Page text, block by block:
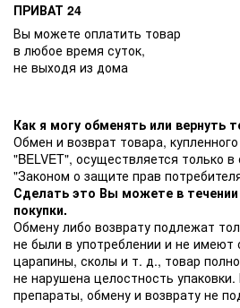
ПРИВАТ 24
Вы можете оплатить товар
в любое время суток,
не выходя из дома
Как я могу обменять или вернуть
Обмен и возврат товара,
"BELVET", осуществляется только в
"Законом о защите прав
Сделать это Вы можете в
покупки.
Обмену либо возврату подлежат
не были в употреблении и не имеют
царапины, сколы и т. д., товар
не нарушена целостность упаковки.
препараты, обмену и возврату не